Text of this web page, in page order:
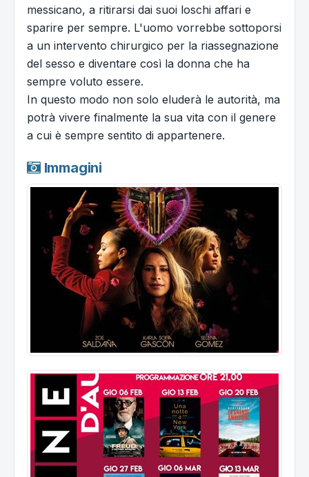
messicano, a ritirarsi dai suoi loschi affari e
sparire per sempre. L'uomo vorrebbe sottoporsi
a un intervento chirurgico per la riassegnazione
del sesso e diventare così la donna che ha
sempre voluto essere.
In questo modo non solo eluderà le autorità, ma
potrà vivere finalmente la sua vita con il genere
a cui è sempre sentito di appartenere.
Immagini